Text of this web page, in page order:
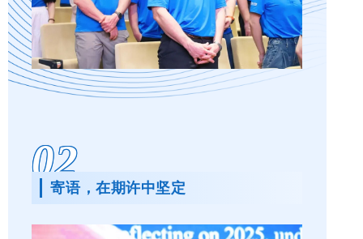
02
寄语，在期许中坚定